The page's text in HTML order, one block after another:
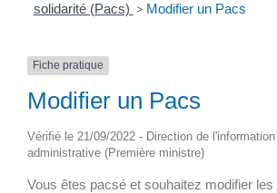
solidarité (Pacs) > Modifier un Pacs
Fiche pratique
Modifier un Pacs
Vérifié le 21/09/2022 - Direction de
administrative (Première ministre)
Vous êtes pacsé et souhaitez modifier les